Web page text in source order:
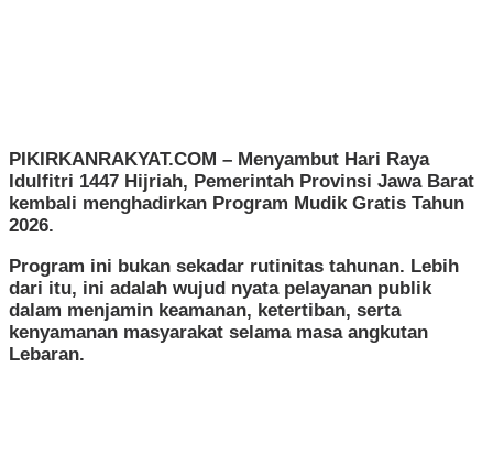
PIKIRKANRAKYAT.COM – Menyambut Hari Raya
Idulfitri 1447 Hijriah, Pemerintah Provinsi Jawa Barat
kembali menghadirkan Program Mudik Gratis Tahun
2026.
Program ini bukan sekadar rutinitas tahunan. Lebih
dari itu, ini adalah wujud nyata pelayanan publik
dalam menjamin keamanan, ketertiban, serta
kenyamanan masyarakat selama masa angkutan
Lebaran.